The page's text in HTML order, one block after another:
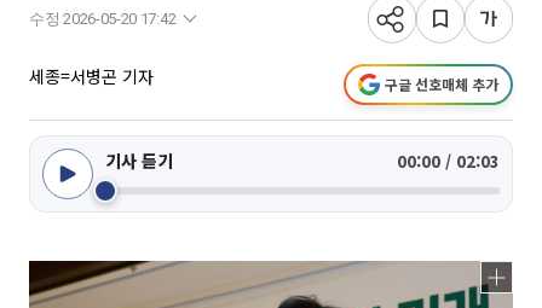
수정 2026-05-20 17:42
세종=서병곤 기자 구글 선호매체 추가
기사 듣기 00:00 / 02:03